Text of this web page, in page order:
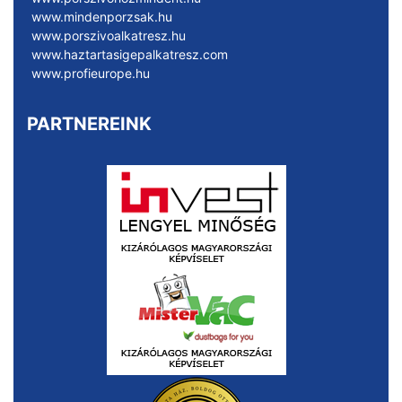
www.mindenporzsak.hu
www.porszivoalkatresz.hu
www.haztartasigepalkatresz.com
www.profieurope.hu
PARTNEREINK